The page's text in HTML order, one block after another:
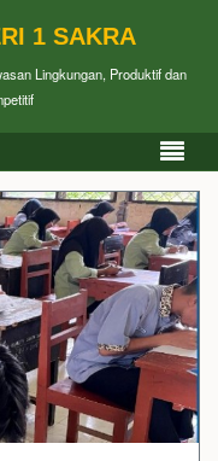
1 SAKRA
Lingkungan, Produktif dan